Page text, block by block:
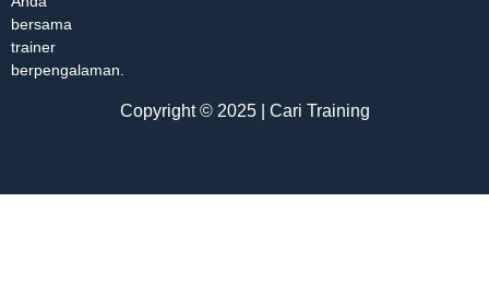
bersama
trainer
berpengalaman.
Copyright © 2025 | Cari Training